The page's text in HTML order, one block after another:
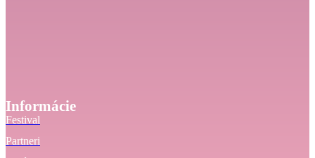
Informácie
Festival
Partneri